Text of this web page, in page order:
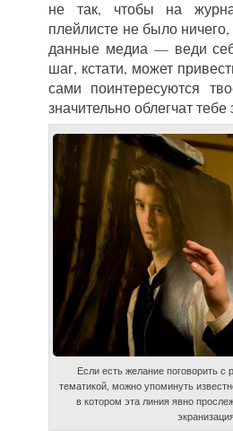
не так, чтобы на
плейлисте не было
данные медиа — веди
шаг, кстати, может
сами поинтересуются
значительно облегчат тебе
Если есть желание поговорить с
тематикой, можно упоминуть
в котором эта линия явно